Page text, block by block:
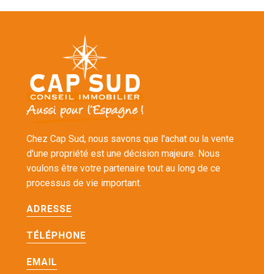
Chez Cap Sud, nous savons que l'achat ou la vente
d'une propriété est une décision majeure. Nous
voulons être votre partenaire tout au long de ce
processus de vie important.
ADRESSE
TÉLÉPHONE
EMAIL